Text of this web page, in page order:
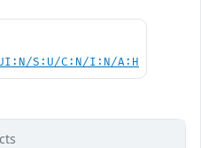
S:U/C:N/I:N/A:H